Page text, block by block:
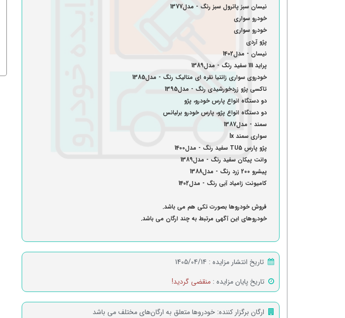
نیسان سبز پاترول سبز رنگ - مدل1377
خودرو سواری
خودرو سواری
پژو آردی
نیسان - مدل1402
پراید 111 سفید رنگ - مدل1389
خودروی سواری زانتیا نقره ای متالیک رنگ - مدل1385
تاکسی پژو زردخورشیدی رنگ - مدل1395
دو دستگاه انواع پارس خودرو، پژو
دو دستگاه انواع پژو، پارس خودرو برلیانس
سمند - مدل1387
سواری سمند lx
پژو پارس TU5 سفید رنگ - مدل1400
وانت پیکان سفید رنگ - مدل1389
پیشرو 200 زرد رنگ - مدل1388
کامیونت زامیاد آبی رنگ - مدل1402
فروش خودروها بصورت تکی هم می باشد.
خودروهای این آگهی مرتبط به چند ارگان می باشد.
تاریخ انتشار مزایده : 1405/04/14
تاریخ پایان مزایده : منقضی گردید!
ارگان برگزار کننده: خودروها متعلق به ارگان‌های مختلف می باشد